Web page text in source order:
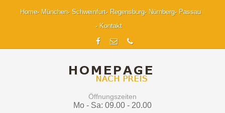
Home München Schweinfurt Regensburg Nürnberg
Passau
Kontakt
Öffnungszeiten
Mo - Sa: 09.00 - 20.00